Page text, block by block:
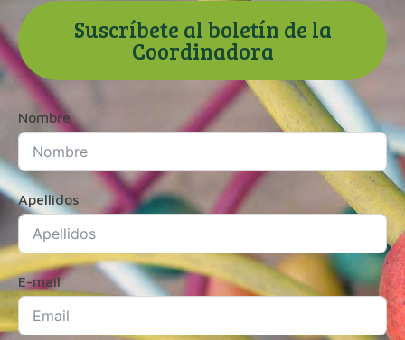
Suscríbete al boletín de la
Coordinadora
Nombre
Apellidos
E-mail